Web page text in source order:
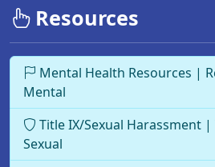
Resources
Mental Health Resources |
Mental
Title IX/Sexual Harassment |
Sexual